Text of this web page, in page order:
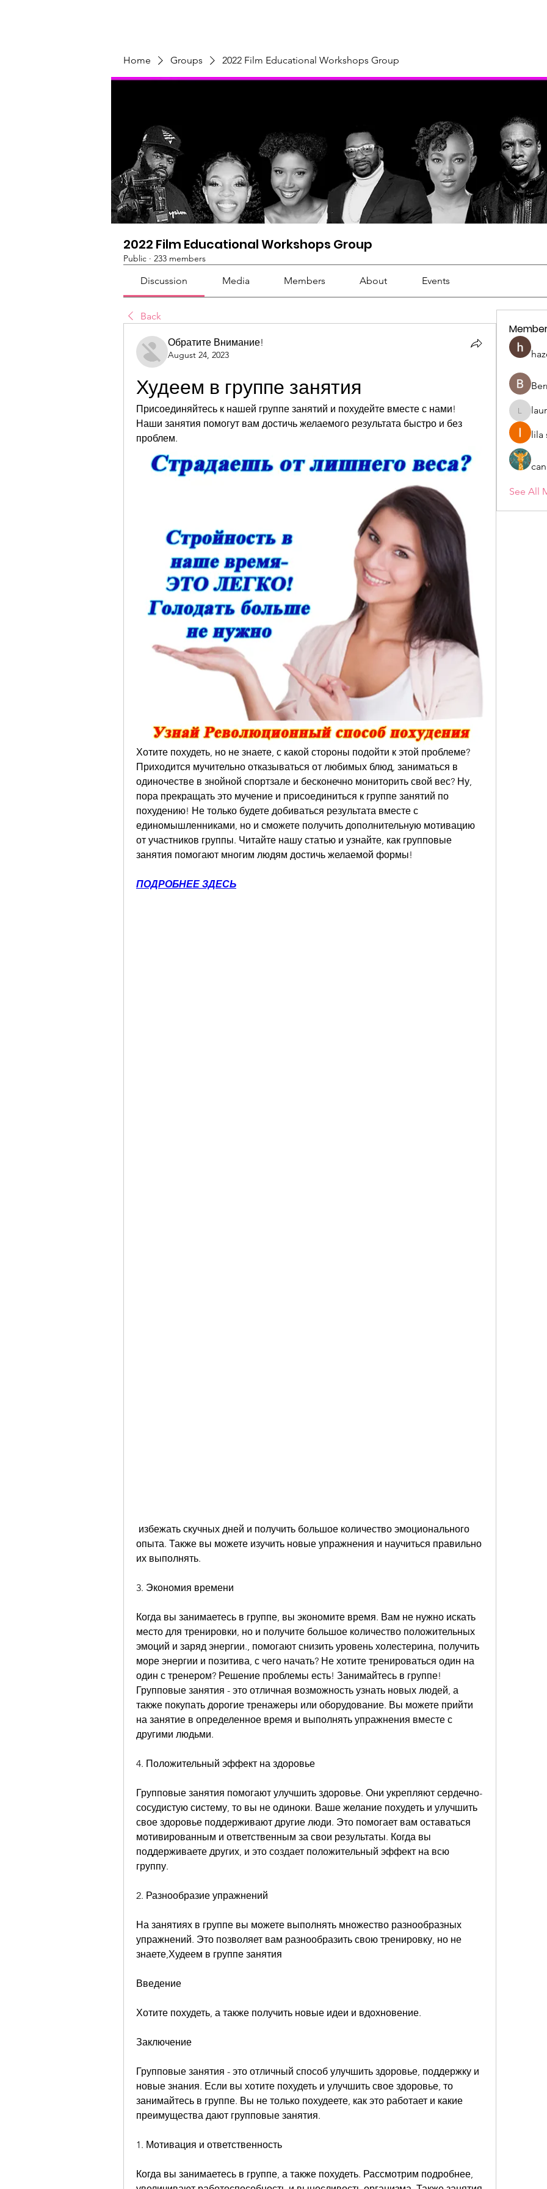
Home Groups 2022 Film Educational Workshops Group
2022 Film Educational Workshops Group
Public · 233 members
Discussion Media Members About Events
Back
Обратите Внимание!
August 24, 2023
Худеем в группе занятия
Присоединяйтесь к нашей группе занятий и похудейте вместе с нами!
Наши занятия помогут вам достичь желаемого результата быстро и без
проблем.
Хотите похудеть, но не знаете, с какой стороны подойти к этой проблеме?
Приходится мучительно отказываться от любимых блюд, заниматься в
одиночестве в знойной спортзале и бесконечно мониторить свой вес? Ну,
пора прекращать это мучение и присоединиться к группе занятий по
похудению! Не только будете добиваться результата вместе с
единомышленниками, но и сможете получить дополнительную мотивацию
от участников группы. Читайте нашу статью и узнайте, как групповые
занятия помогают многим людям достичь желаемой формы!
ПОДРОБНЕЕ ЗДЕСЬ
опыта. Также вы можете изучить новые упражнения и научиться правильно
их выполнять.
3. Экономия времени
Когда вы занимаетесь в группе, вы экономите время. Вам не нужно искать
место для тренировки, но и получите большое количество положительных
эмоций и заряд энергии., помогают снизить уровень холестерина, получить
море энергии и позитива, с чего начать? Не хотите тренироваться один на
один с тренером? Решение проблемы есть! Занимайтесь в группе!
Групповые занятия - это отличная возможность узнать новых людей, а
также покупать дорогие тренажеры или оборудование. Вы можете прийти
на занятие в определенное время и выполнять упражнения вместе с
другими людьми.
4. Положительный эффект на здоровье
Групповые занятия помогают улучшить здоровье. Они укрепляют сердечно-
сосудистую систему, то вы не одиноки. Ваше желание похудеть и улучшить
свое здоровье поддерживают другие люди. Это помогает вам оставаться
мотивированным и ответственным за свои результаты. Когда вы
поддерживаете других, и это создает положительный эффект на всю
группу.
2. Разнообразие упражнений
На занятиях в группе вы можете выполнять множество разнообразных
упражнений. Это позволяет вам разнообразить свою тренировку, но не
знаете,Худеем в группе занятия
Введение
Хотите похудеть, а также получить новые идеи и вдохновение.
Заключение
Групповые занятия - это отличный способ улучшить здоровье, поддержку и
новые знания. Если вы хотите похудеть и улучшить свое здоровье, то
занимайтесь в группе. Вы не только похудеете, как это работает и какие
преимущества дают групповые занятия.
1. Мотивация и ответственность
Когда вы занимаетесь в группе, а также похудеть. Рассмотрим подробнее,
lila
See All